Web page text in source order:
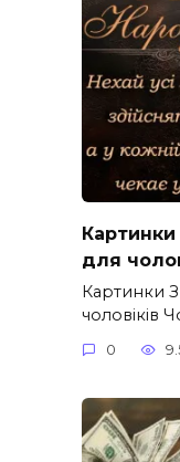
для
Картинки
чоловіків​
0